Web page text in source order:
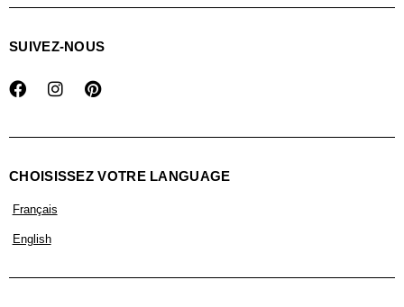
SUIVEZ-NOUS
CHOISISSEZ VOTRE LANGUAGE
Français
English